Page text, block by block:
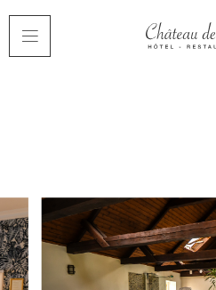
Panneau de gestion des cookies